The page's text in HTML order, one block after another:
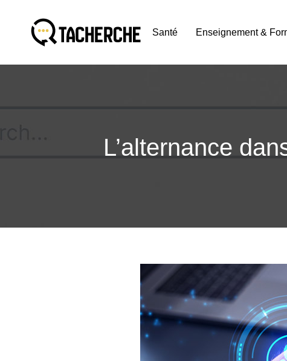
Santé Enseignement &
L’alternance